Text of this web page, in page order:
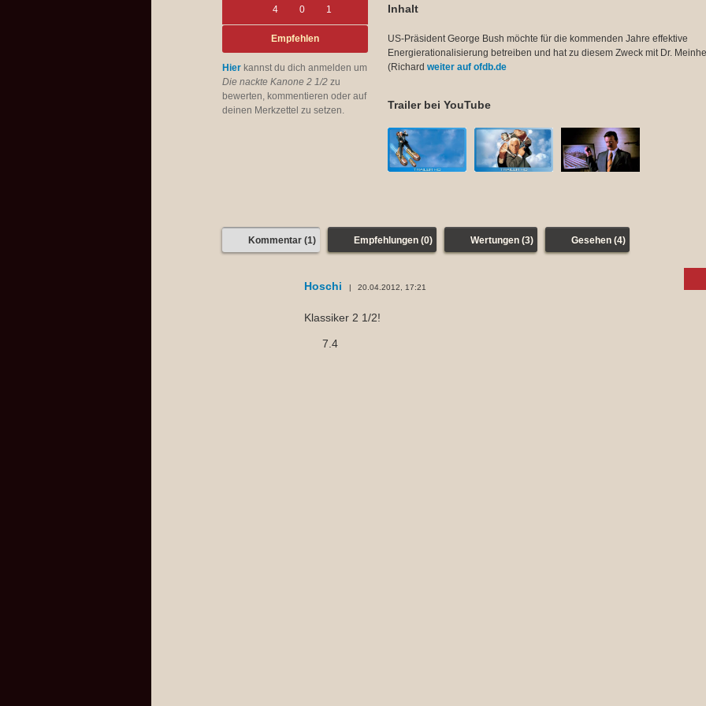
4 0 1
Empfehlen
Hier kannst du dich anmelden um
Die nackte Kanone 2 1/2 zu
bewerten, kommentieren oder auf
deinen Merkzettel zu setzen.
Inhalt
US-Präsident George Bush möchte für die kommenden Jahre effektive
Energierationalisierung betreiben und hat zu diesem Zweck mit Dr.
(Richard weiter auf ofdb.de
Trailer bei YouTube
Kommentar (1) Empfehlungen (0) Wertungen (3) Gesehen (4)
Hoschi 20.04.2012, 17:21
Klassiker 2 1/2!
7.4